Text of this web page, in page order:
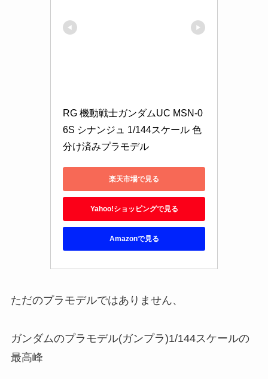
RG 機動戦士ガンダムUC MSN-0
6S シナンジュ 1/144スケール 色
分け済みプラモデル
楽天市場で見る
Yahoo!ショッピングで見る
Amazonで見る
ただのプラモデルではありません、
ガンダムのプラモデル(ガンプラ)1/144スケールの
最高峰